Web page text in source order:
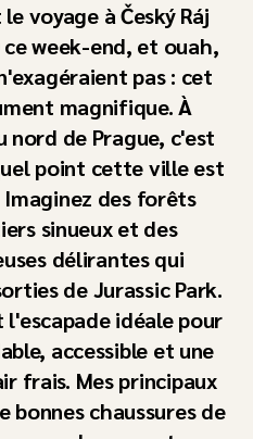
voyage à Český Ráj
week-end, et ouah,
pas : cet
magnifique. À
nord de Prague, c'est
point cette ville est
des forêts
sinueux et des
délirantes qui
de Jurassic Park.
l'escapade idéale pour
accessible et une
frais. Mes principaux
bonnes chaussures de